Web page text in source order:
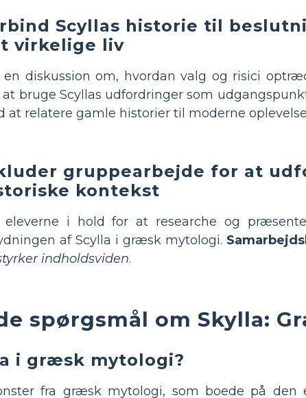
Scyllas historie til
virkelige liv
en diskussion om, hvordan valg og risici
at bruge Scyllas udfordringer som
at relatere gamle historier til moderne
gruppearbejde for at
kontekst
eleverne i hold for at researche og
af Scylla i græsk mytologi.
indholdsviden.
spørgsmål om Skylla:
i græsk mytologi?
fra græsk mytologi, som boede på den